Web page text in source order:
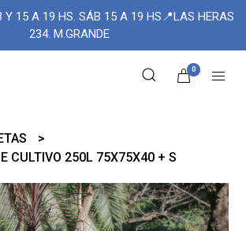
15 A 19 HS. SÁB 15 A 19 HS📍LAS HERAS
234. M.GRANDE
0
CULTIVO 250L 75X75X40 + S